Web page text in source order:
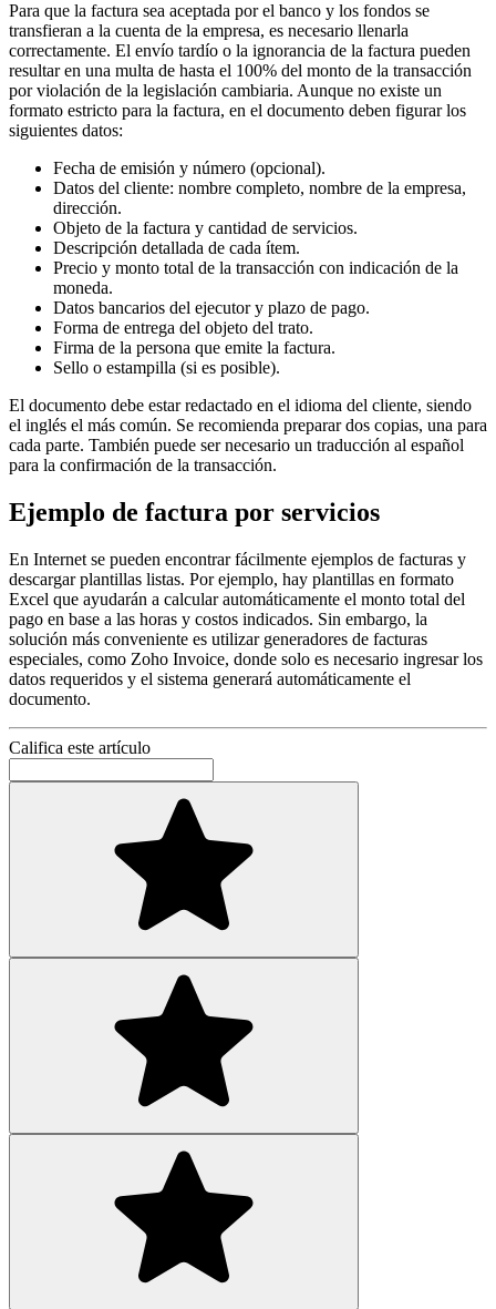
Para que la factura sea aceptada por el banco y los fondos se
transfieran a la cuenta de la empresa, es necesario llenarla
correctamente. El envío tardío o la ignorancia de la factura pueden
resultar en una multa de hasta el 100% del monto de la transacción
por violación de la legislación cambiaria. Aunque no existe un
formato estricto para la factura, en el documento deben figurar los
siguientes datos:
Fecha de emisión y número (opcional).
Datos del cliente: nombre completo, nombre de la empresa,
dirección.
Objeto de la factura y cantidad de servicios.
Descripción detallada de cada ítem.
Precio y monto total de la transacción con indicación de la
moneda.
Datos bancarios del ejecutor y plazo de pago.
Forma de entrega del objeto del trato.
Firma de la persona que emite la factura.
Sello o estampilla (si es posible).
El documento debe estar redactado en el idioma del cliente, siendo
el inglés el más común. Se recomienda preparar dos copias, una para
cada parte. También puede ser necesario un traducción al español
para la confirmación de la transacción.
Ejemplo de factura por servicios
En Internet se pueden encontrar fácilmente ejemplos de facturas y
descargar plantillas listas. Por ejemplo, hay plantillas en formato
Excel que ayudarán a calcular automáticamente el monto total del
pago en base a las horas y costos indicados. Sin embargo, la
solución más conveniente es utilizar generadores de facturas
especiales, como Zoho Invoice, donde solo es necesario ingresar los
datos requeridos y el sistema generará automáticamente el
documento.
Califica este artículo